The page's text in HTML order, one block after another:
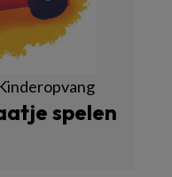
spelen